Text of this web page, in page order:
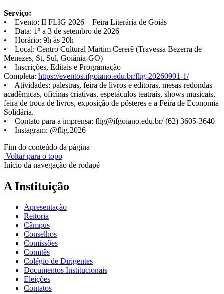
Serviço:
• Evento: II FLIG 2026 – Feira Literária de Goiás
• Data: 1º a 3 de setembro de 2026
• Horário: 9h às 20h
• Local: Centro Cultural Martim Cererê (Travessa Bezerra de
Menezes, St. Sul, Goiânia-GO)
• Inscrições, Editais e Programação
Completa: https://eventos.ifgoiano.edu.br/flig-20260901-1/
• Atividades: palestras, feira de livros e editoras, mesas-redondas
acadêmicas, oficinas criativas, espetáculos teatrais, shows musicais,
feira de troca de livros, exposição de pôsteres e a Feira de Economia
Solidária.
• Contato para a imprensa: flig@ifgoiano.edu.br/ (62) 3605-3640
• Instagram: @flig.2026
Fim do conteúdo da página
Voltar para o topo
Início da navegação de rodapé
A Instituição
Apresentação
Reitoria
Câmpus
Conselhos
Comissões
Comitês
Colégio de Dirigentes
Documentos Institucionais
Eleições
Contatos